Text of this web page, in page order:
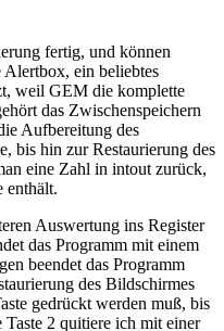
fertig, und können
Alertbox, ein beliebtes
weil GEM die komplette
das Zwischenspeichern
Aufbereitung des
bis hin zur Restaurierung des
eine Zahl in intout zurück,
enthält.
Auswertung ins Register
das Programm mit einem
beendet das Programm
des Bildschirmes
gedrückt werden muß, bis
2 quitiere ich mit einer